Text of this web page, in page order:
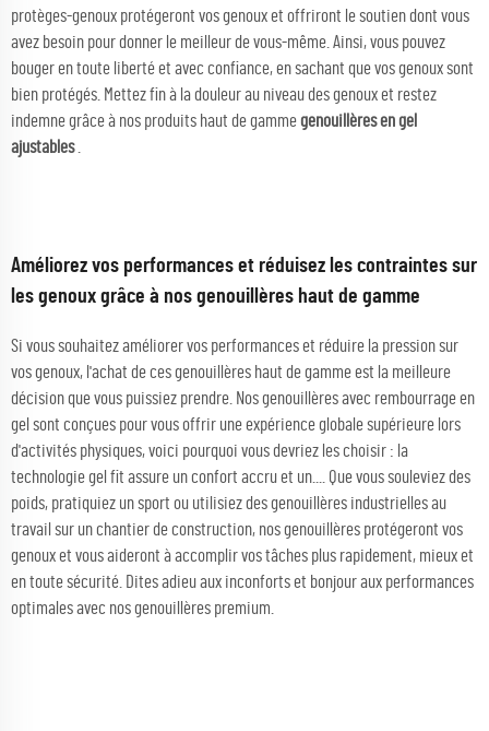
protèges-genoux protégeront vos genoux et offriront le soutien dont vous
avez besoin pour donner le meilleur de vous-même. Ainsi, vous pouvez
bouger en toute liberté et avec confiance, en sachant que vos genoux sont
bien protégés. Mettez fin à la douleur au niveau des genoux et restez
indemne grâce à nos produits haut de gammegenouillères en gel
ajustables
Améliorez vos performances et réduisez les contraintes sur
les genoux grâce à nos genouillères haut de gamme
Si vous souhaitez améliorer vos performances et réduire la pression sur
vos genoux, l'achat de ces genouillères haut de gamme est la meilleure
décision que vous puissiez prendre. Nos genouillères avec rembourrage en
gel sont conçues pour vous offrir une expérience globale supérieure lors
d'activités physiques, voici pourquoi vous devriez les choisir : la
technologie gel fit assure un confort accru et un.... Que vous souleviez des
poids, pratiquiez un sport ou utilisiez des genouillères industrielles au
travail sur un chantier de construction, nos genouillères protégeront vos
genoux et vous aideront à accomplir vos tâches plus rapidement, mieux et
en toute sécurité. Dites adieu aux inconforts et bonjour aux performances
optimales avec nos genouillères premium.